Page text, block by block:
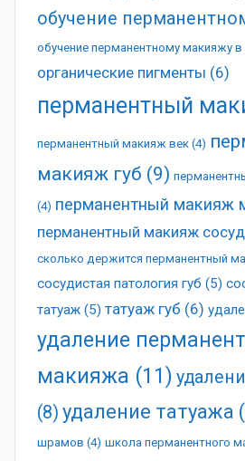
обучение
обучение перманентному макияжу в
органические пигменты (6)
перманентный
перманентный макияж век (4)
макияж губ (9)
(4) перманентный макияж
перманентный макияж
сколько держится перманентный
сосудистая патология губ (5)
татуаж (5) татуаж губ (6)
удаление
макияжа (11)
(8) удаление татуажа
шрамов (4) школа перманентного